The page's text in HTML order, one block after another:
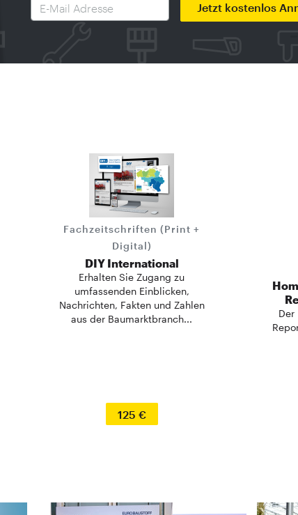
Jetzt kostenlos
Fachzeitschriften (Print +
Digital)
DIY International
Erhalten Sie Zugang zu
umfassenden Einblicken,
Nachrichten, Fakten und Zahlen
aus der Baumarktbranch...
125 €
Der